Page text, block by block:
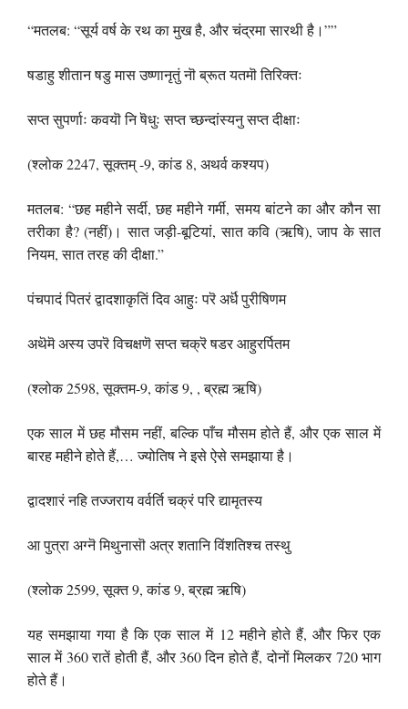
“मतलब: “सूर्य वर्ष के रथ का मुख है, और चंद्रमा सारथी है।””
षडाहु शीतान षडु मास उष्णानृतुं नॊ ब्रूत यतमॊ तिरिक्तः
सप्त सुपर्णाः कवयॊ नि षॆधुः सप्त च्छन्दांस्यनु सप्त दीक्षाः
(श्लोक 2247, सूक्तम् -9, कांड 8, अथर्व कश्यप)
मतलब: “छह महीने सर्दी, छह महीने गर्मी, समय बांटने का और कौन सा
तरीका है? (नहीं)। सात जड़ी-बूटियां, सात कवि (ऋषि), जाप के सात
नियम, सात तरह की दीक्षा.”
पंचपादं पितरं द्वादशाकृतिं दिव आहुः परॆ अर्धॆ पुरीषिणम
अथॆमॆ अस्य उपरॆ विचक्षणॆ सप्त चक्रॆ षडर आहुरर्पितम
(श्लोक 2598, सूक्तम-9, कांड 9, , ब्रह्म ऋषि)
एक साल में छह मौसम नहीं, बल्कि पाँच मौसम होते हैं, और एक साल में
बारह महीने होते हैं,… ज्योतिष ने इसे ऐसे समझाया है।
द्वादशारं नहि तज्जराय वर्वर्ति चक्रं परि द्यामृतस्य
आ पुत्रा अग्नॆ मिथुनासॊ अत्र शतानि विंशतिश्च तस्थु
(श्लोक 2599, सूक्त 9, कांड 9, ब्रह्म ऋषि)
यह समझाया गया है कि एक साल में 12 महीने होते हैं, और फिर एक
साल में 360 रातें होती हैं, और 360 दिन होते हैं, दोनों मिलकर 720 भाग
होते हैं।